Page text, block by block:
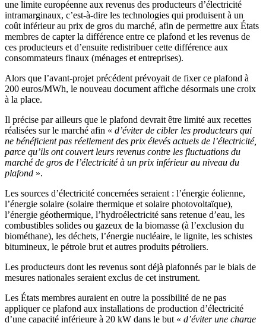
une limite européenne aux revenus des producteurs d’électricité
intramarginaux, c’est-à-dire les technologies qui produisent à un
coût inférieur au prix de gros du marché, afin de permettre aux États
membres de capter la différence entre ce plafond et les revenus de
ces producteurs et d’ensuite redistribuer cette différence aux
consommateurs finaux (ménages et entreprises).
Alors que l’avant-projet précédent prévoyait de fixer ce plafond à
200 euros/MWh, le nouveau document affiche désormais une croix
à la place.
Il précise par ailleurs que le plafond devrait être limité aux recettes
réalisées sur le marché afin « d’éviter de cibler les producteurs qui
ne bénéficient pas réellement des prix élevés actuels de l’électricité,
parce qu’ils ont couvert leurs revenus contre les fluctuations du
marché de gros de l’électricité à un prix inférieur au niveau du
plafond ».
Les sources d’électricité concernées seraient : l’énergie éolienne,
l’énergie solaire (solaire thermique et solaire photovoltaïque),
l’énergie géothermique, l’hydroélectricité sans retenue d’eau, les
combustibles solides ou gazeux de la biomasse (à l’exclusion du
biométhane), les déchets, l’énergie nucléaire, le lignite, les schistes
bitumineux, le pétrole brut et autres produits pétroliers.
Les producteurs dont les revenus sont déjà plafonnés par le biais de
mesures nationales seraient exclus de cet instrument.
Les États membres auraient en outre la possibilité de ne pas
appliquer ce plafond aux installations de production d’électricité
d’une capacité inférieure à 20 kW dans le but « d’éviter une charge